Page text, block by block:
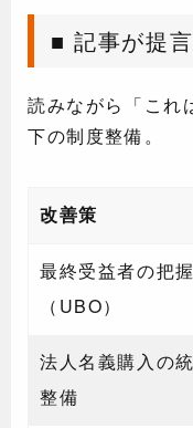
■ 記事が提
読みながら「これ
下の制度整備。
改善策
最終受益者の把握
（UBO）
法人名義購入の
整備